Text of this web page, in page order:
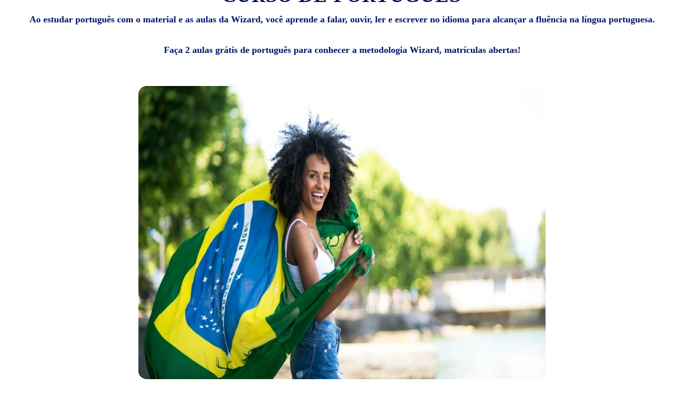
Ao estudar português com o material e as aulas da Wizard, você aprende a falar, ouvir, ler e escrever no idioma para alcançar a fluência na língua portuguesa.
Faça 2 aulas grátis de português para conhecer a metodologia Wizard, matrículas abertas!